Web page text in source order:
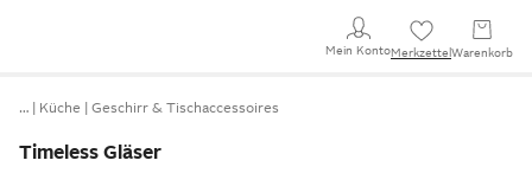
Mein KontoMerkzettel Warenkorb
… Küche Geschirr & Tischaccessoires
Timeless Gläser